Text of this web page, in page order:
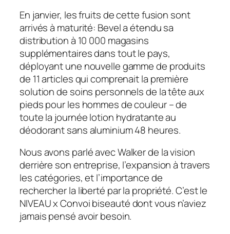
En janvier, les fruits de cette fusion sont
arrivés à maturité: Bevel a étendu sa
distribution à 10 000 magasins
supplémentaires dans tout le pays,
déployant une nouvelle gamme de produits
de 11 articles qui comprenait la première
solution de soins personnels de la tête aux
pieds pour les hommes de couleur – de
toute la journée lotion hydratante au
déodorant sans aluminium 48 heures.
Nous avons parlé avec Walker de la vision
derrière son entreprise, l’expansion à travers
les catégories, et l’importance de
rechercher la liberté par la propriété. C’est le
NIVEAUx Convoi biseauté dont vous n’aviez
jamais pensé avoir besoin.